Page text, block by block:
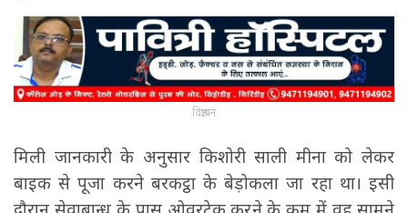
विज्ञापन
मिली जानकारी के अनुसार किशोरी साली मीना को लेकर
बाइक से पूजा करने बरकट्ठा के बेड़ोकला जा रहा था। इसी